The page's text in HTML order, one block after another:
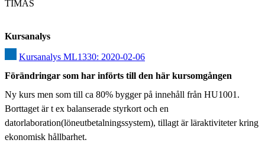
TIMAS
Kursanalys
Kursanalys ML1330: 2020-02-06
Förändringar som har införts till den här kursomgången
Ny kurs men som till ca 80% bygger på innehåll från HU1001.
Borttaget är t ex balanserade styrkort och en
datorlaboration(löneutbetalningssystem), tillagt är läraktiviteter kring
ekonomisk hållbarhet.